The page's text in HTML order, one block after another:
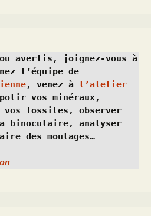
ou avertis, joignez-vous à
, venez à l’atelier
vos minéraux,
vos fossiles, observer
binoculaire, analyser
des moulages…